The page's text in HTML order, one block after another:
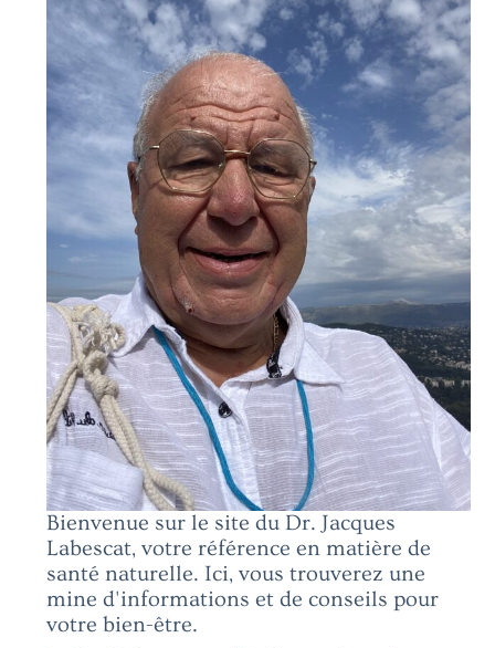
Bienvenue sur le site du Dr. Jacques
Labescat, votre référence en matière de
santé naturelle. Ici, vous trouverez une
mine d'informations et de conseils pour
votre bien-être.